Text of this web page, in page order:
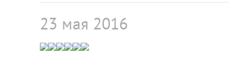
23 мая 2016